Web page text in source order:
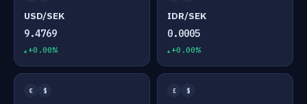
USD/SEK
9.4769
+0.00%
IDR/SEK
0.0005
+0.00%
€ $ £ $